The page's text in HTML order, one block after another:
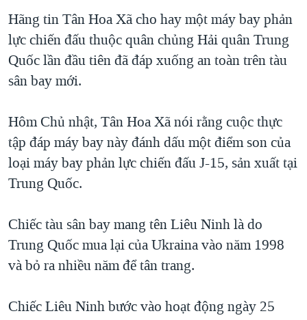
VĂN HOÁ
THỂ THAO
GIÁO DỤC
GROUND ZERO – XƯA VÀ NAY
CHI PHÍ CHIẾN TRANH AFGHANISTAN
CÁC GIÁ TRỊ CỘNG HÒA Ở VIỆT NAM
TRỊNH VĨNH BÌNH VS. CHÍNH PHỦ VIỆT NAM
NGƯ DÂN VIỆT VÀ LÀN SÓNG TRỘM HẢI SÂM
BÊN KIA QUỐC LỘ: TIẾNG VỌNG TỪ NÔNG THÔN MỸ
Ngôn ngữ khác
Hãng tin Tân Hoa Xã cho hay một máy bay phản
lực chiến đấu thuộc quân chủng Hải quân Trung
Quốc lần đầu tiên đã đáp xuống an toàn trên tàu
sân bay mới.
Hôm Chủ nhật, Tân Hoa Xã nói rằng cuộc thực
tập đáp máy bay này đánh dấu một điểm son của
loại máy bay phản lực chiến đấu J-15, sản xuất tại
Trung Quốc.
Chiếc tàu sân bay mang tên Liêu Ninh là do
Trung Quốc mua lại của Ukraina vào năm 1998
và bỏ ra nhiều năm để tân trang.
Chiếc Liêu Ninh bước vào hoạt động ngày 25